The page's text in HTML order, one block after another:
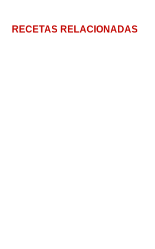
RECETAS RELACIONADAS